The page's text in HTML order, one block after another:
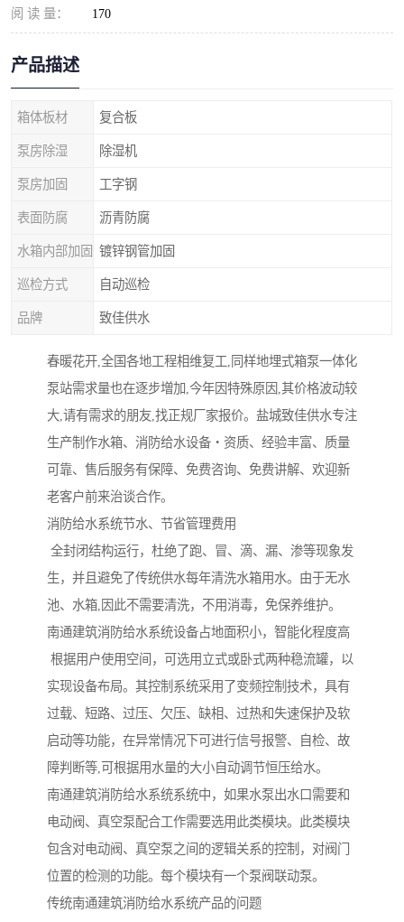
阅 读 量： 170
产品描述
箱体板材 复合板
泵房除湿 除湿机
泵房加固 工字钢
表面防腐 沥青防腐
水箱内部加固 镀锌钢管加固
巡检方式 自动巡检
品牌 致佳供水
春暖花开,全国各地工程相维复工,同样地埋式箱泵一体化
泵站需求量也在逐步増加,今年因特殊原因,其价格波动较
大,请有需求的朋友,找正规厂家报价。盐城致佳供水专注
生产制作水箱、消防给水设备・资质、经验丰富、质量
可靠、售后服务有保障、免费咨询、免费讲解、欢迎新
老客户前来治谈合作。
消防给水系统节水、节省管理费用
全封闭结构运行，杜绝了跑、冒、滴、漏、渗等现象发
生，并且避免了传统供水每年清洗水箱用水。由于无水
池、水箱,因此不需要清洗，不用消毒，免保养维护。
南通建筑消防给水系统设备占地面积小，智能化程度高
根据用户使用空间，可选用立式或卧式两种稳流罐，以
实现设备布局。其控制系统采用了变频控制技术，具有
过载、短路、过压、欠压、缺相、过热和失速保护及软
启动等功能，在异常情况下可进行信号报警、自检、故
障判断等,可根据用水量的大小自动调节恒压给水。
南通建筑消防给水系统系统中，如果水泵出水口需要和
电动阀、真空泵配合工作需要选用此类模块。此类模块
包含对电动阀、真空泵之间的逻辑关系的控制，对阀门
位置的检测的功能。每个模块有一个泵阀联动泵。
传统南通建筑消防给水系统产品的问题